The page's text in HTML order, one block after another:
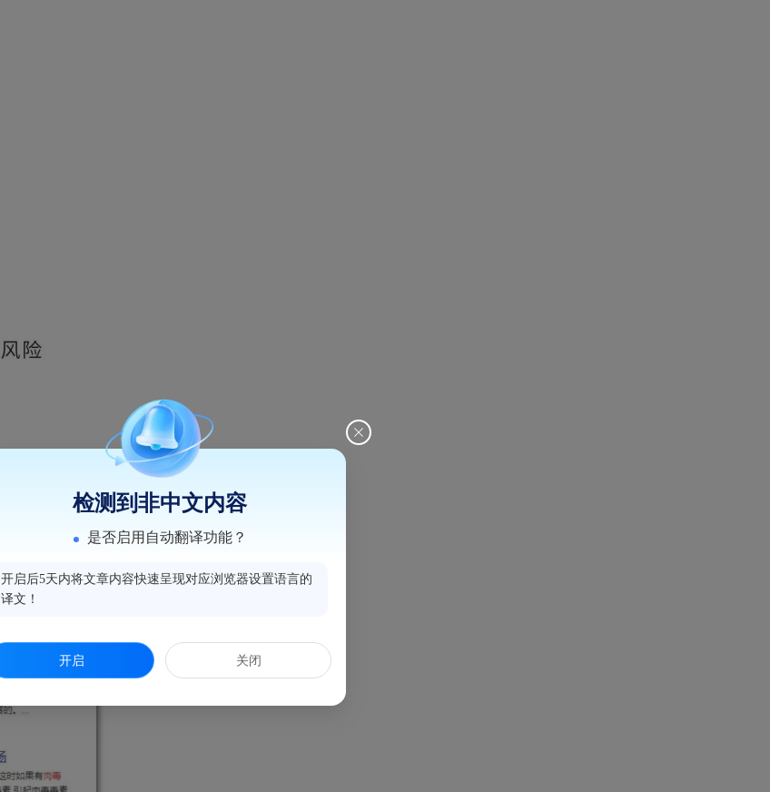
检测到非中文内容
是否启用自动翻译功能？
开启后5天内将文章内容快速呈现对应浏览器设置语言的
译文！
开启 关闭